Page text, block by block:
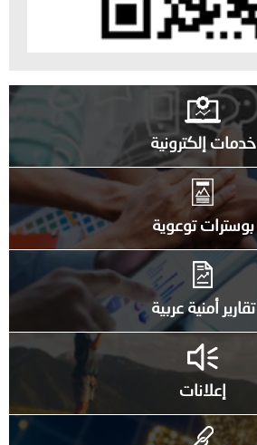
خدمات إلكترونية
بوسترات توعوية
تقارير أمنية عربية
إعلانات